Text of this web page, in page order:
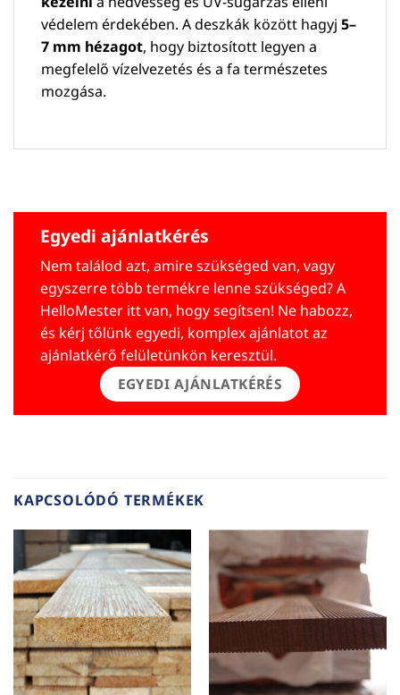
védelem érdekében. A deszkák között hagyj 5–
7 mm hézagot, hogy biztosított legyen a
megfelelő vízelvezetés és a fa természetes
mozgása.
Egyedi ajánlatkérés
Nem találod azt, amire szükséged van, vagy
egyszerre több termékre lenne szükséged? A
HelloMester itt van, hogy segítsen! Ne habozz,
és kérj tőlünk egyedi, komplex ajánlatot az
ajánlatkérő felületünkön keresztül.
EGYEDI AJÁNLATKÉRÉS
KAPCSOLÓDÓ TERMÉKEK